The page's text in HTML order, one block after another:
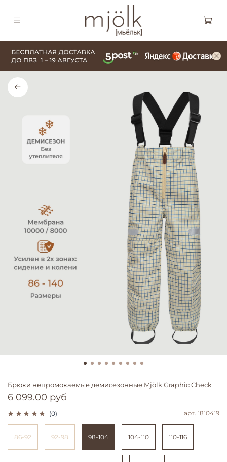
(0) арт. 1810419
Брюки непромокаемые демисезонные Mjölk Graphic Check
6 099.00 руб
86-92 92-98 98-104 104-110 110-116